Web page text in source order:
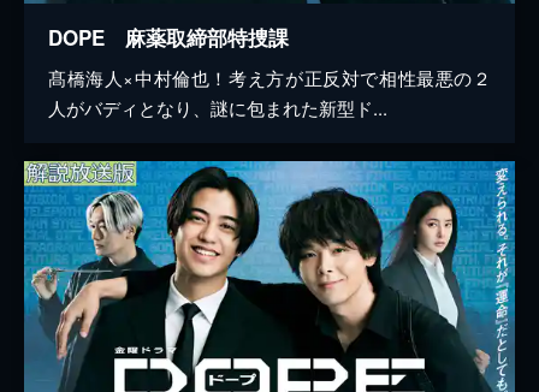
DOPE 麻薬取締部特捜課
髙橋海人×中村倫也！考え方が正反対で相性最悪の２
人がバディとなり、謎に包まれた新型ド...